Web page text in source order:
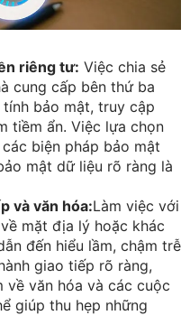
riêng tư: Việc chia sẻ
cung cấp bên thứ ba
bảo mật, truy cập
tiềm ẩn. Việc lựa chọn
biện pháp bảo mật
mật dữ liệu rõ ràng là
và văn hóa:Làm việc với
mặt địa lý hoặc khác
đến hiểu lầm, chậm trễ
giao tiếp rõ ràng,
về văn hóa và các cuộc
giúp thu hẹp những